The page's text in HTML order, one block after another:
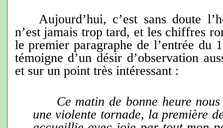
Aujourd’hui, c’est sans doute
n’est jamais trop tard, et les chiffres
le premier paragraphe de l’entrée du
témoigne d’un désir d’observation
et sur un point très intéressant :
Ce matin de bonne heure
une violente tornade, la première